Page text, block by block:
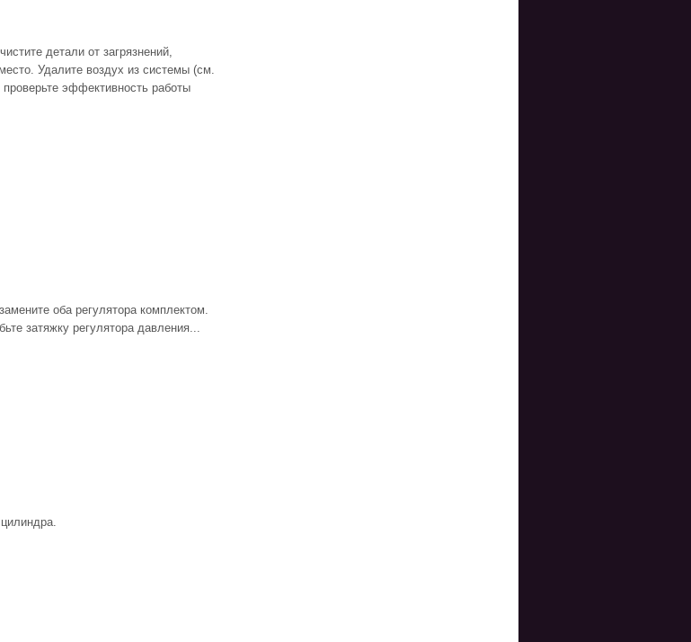
детали от загрязнений,
Удалите воздух из системы (см.
эффективность работы
оба регулятора комплектом.
затяжку регулятора давления...